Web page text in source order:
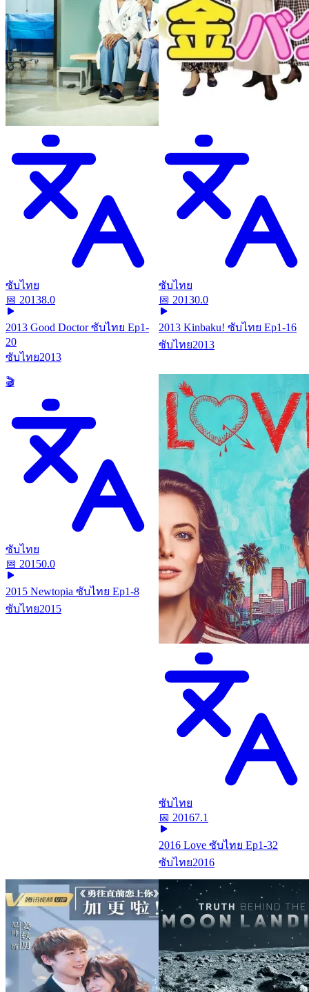
ซับไทย
📅 20138.0
2013 Good Doctor ซับไทย Ep1-
20
ซับไทย2013
ซับไทย
📅 20130.0
2013 Kinbaku! ซับไทย Ep1-16
ซับไทย2013
🎬
ซับไทย
📅 20150.0
2015 Newtopia ซับไทย Ep1-8
ซับไทย2015
ซับไทย
📅 20167.1
2016 Love ซับไทย Ep1-32
ซับไทย2016